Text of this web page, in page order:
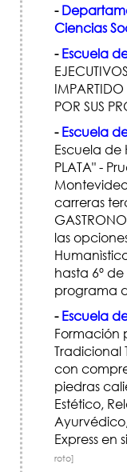
-
Ciencias
- Escuela
POR SUS
- Escuela
Escuela de
PLATA" -
carreras
las
hasta 6º
programa
- Escuela
Formación
Tradicional
con
piedras
Estético,
Express en
roto]